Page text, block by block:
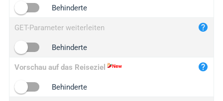
Behinderte
GET-Parameter weiterleiten
Behinderte
Vorschau auf das Reiseziel
Behinderte